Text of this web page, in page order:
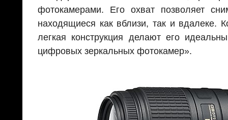
фотокамерами. Его охват позволяет
находящиеся как вблизи, так и вдалеке.
легкая конструкция делают его
цифровых зеркальных фотокамер».